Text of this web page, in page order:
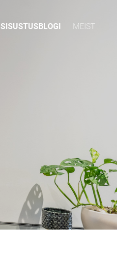
SISUSTUSBLOGI MEIST